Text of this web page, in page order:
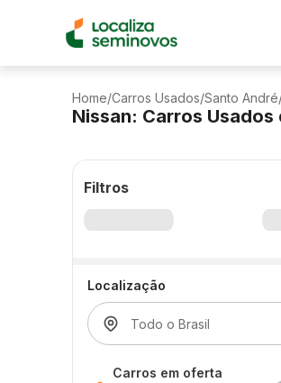
Home/Carros Usados/Santo André
Nissan: Carros
Filtros
Localização
Carros em oferta